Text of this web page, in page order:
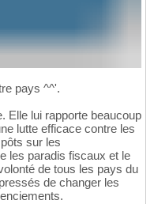
pays ^^'.
Elle lui rapporte beaucoup
lutte efficace contre les
sur les
les paradis fiscaux et le
de tous les pays du
de changer les